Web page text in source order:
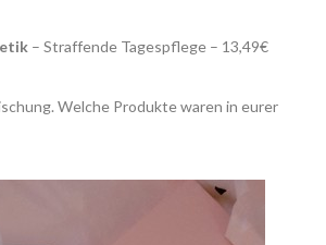
– Straffende Tagespflege – 13,49€
Welche Produkte waren in eurer